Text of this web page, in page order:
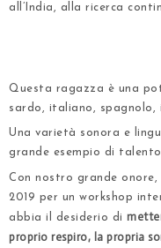
all’India, alla ricerca
Questa ragazza è una
sardo, italiano, spagnolo,
Una varietà sonora e
grande esempio di
Con nostro grande onore,
2019 per un workshop
abbia il desiderio di
proprio respiro, la propria